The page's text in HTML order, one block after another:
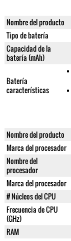
Nombre del producto
Tipo de batería
Capacidad de la
batería (mAh)
Batería
características
Nombre del producto
Marca del procesador
Nombre del
procesador
Marca del procesador
# Núcleos del CPU
Frecuencia de CPU
(GHz)
RAM